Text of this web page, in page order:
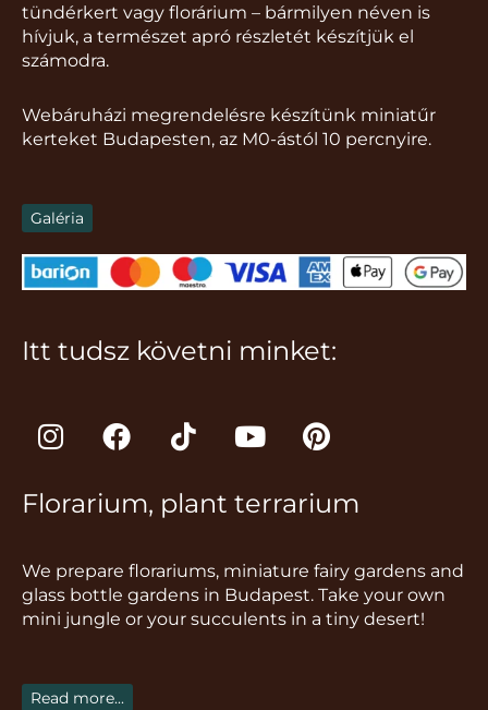
tündérkert vagy florárium – bármilyen néven is
hívjuk, a természet apró részletét készítjük el
számodra.
Webáruházi megrendelésre készítünk miniatűr
kerteket Budapesten, az M0-ástól 10 percnyire.
Galéria
Itt tudsz követni minket:
I
n
t
g
r
a
F
a
e
o
o
k
T
i
t
k
Y
o
t
b
e
P
i
t
r
e
s
Florarium, plant terrarium
We prepare florariums, miniature fairy gardens and
glass bottle gardens in Budapest. Take your own
mini jungle or your succulents in a tiny desert!
Read more...